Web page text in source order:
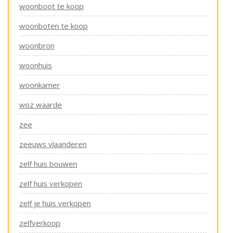
woonboot te koop
woonboten te koop
woonbron
woonhuis
woonkamer
woz waarde
zee
zeeuws vlaanderen
zelf huis bouwen
zelf huis verkopen
zelf je huis verkopen
zelfverkoop